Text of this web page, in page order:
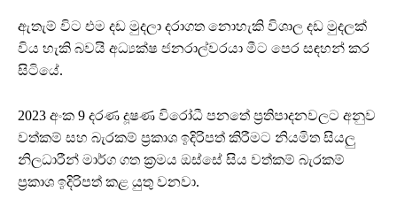
ඇතැම් විට එම දඩ මුදලා දරාගත නොහැකි විශාල දඩ මුදලක්
විය හැකි බවයි අධ්‍යක්ෂ ජනරාල්වරයා මීට පෙර සඳහන් කර
සිටියේ.
2023 අංක 9 දරණ දූෂණ විරෝධී පනතේ ප්‍රතිපාදනවලට අනුව
වත්කම් සහ බැරකම් ප්‍රකාශ ඉදිරිපත් කිරීමට නියමිත සියලු
නිලධාරීන් මාර්ග ගත ක්‍රමය ඔස්සේ සිය වත්කම් බැරකම්
ප්‍රකාශ ඉදිරිපත් කළ යුතු වනවා.